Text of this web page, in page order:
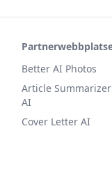
Better AI Photos
Article Summarizer
AI
Cover Letter AI